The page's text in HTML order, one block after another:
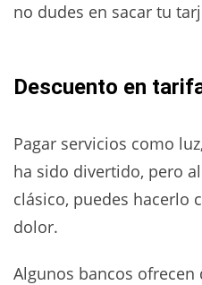
no dudes en sacar tu
Descuento en
Pagar servicios como
ha sido divertido, pero
clásico, puedes hacerlo
dolor.
Algunos bancos ofrecen